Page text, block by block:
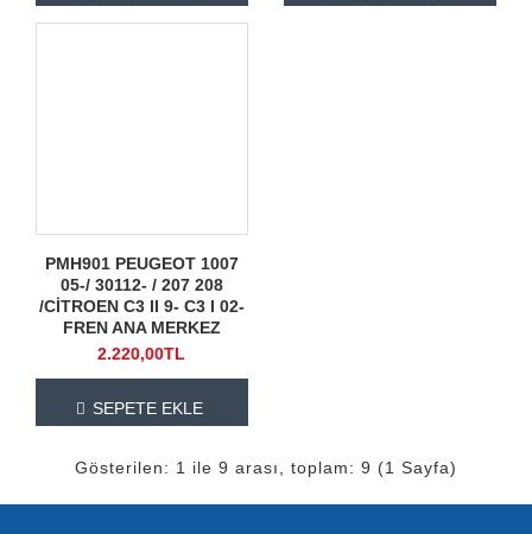
PMH901 PEUGEOT 1007
05-/ 30112- / 207 208
/CİTROEN C3 II 9- C3 I 02-
FREN ANA MERKEZ
2.220,00TL
SEPETE EKLE
Gösterilen: 1 ile 9 arası, toplam: 9 (1 Sayfa)